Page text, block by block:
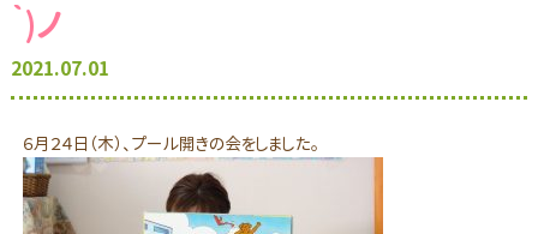
｀)ノ
2021.07.01
６月２４日（木）、プール開きの会をしました。